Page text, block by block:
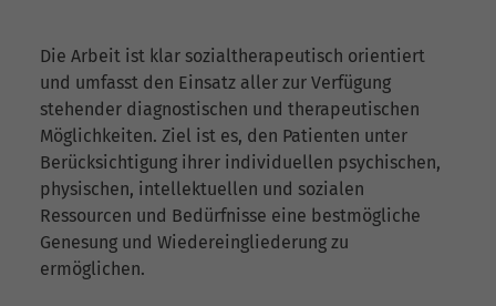
Die Arbeit ist klar sozialtherapeutisch orientiert
und umfasst den Einsatz aller zur Verfügung
stehender diagnostischen und therapeutischen
Möglichkeiten. Ziel ist es, den Patienten unter
Berücksichtigung ihrer individuellen psychischen,
physischen, intellektuellen und sozialen
Ressourcen und Bedürfnisse eine bestmögliche
Genesung und Wiedereingliederung zu
ermöglichen.